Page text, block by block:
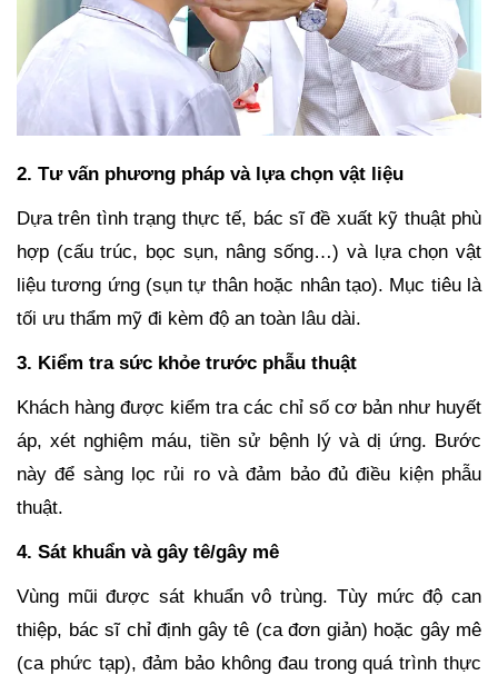
2. Tư vấn phương pháp và lựa chọn vật liệu
Dựa trên tình trạng thực tế, bác sĩ đề xuất kỹ thuật phù
hợp (cấu trúc, bọc sụn, nâng sống…) và lựa chọn vật
liệu tương ứng (sụn tự thân hoặc nhân tạo). Mục tiêu là
tối ưu thẩm mỹ đi kèm độ an toàn lâu dài.
3. Kiểm tra sức khỏe trước phẫu thuật
Khách hàng được kiểm tra các chỉ số cơ bản như huyết
áp, xét nghiệm máu, tiền sử bệnh lý và dị ứng. Bước
này để sàng lọc rủi ro và đảm bảo đủ điều kiện phẫu
thuật.
4. Sát khuẩn và gây tê/gây mê
Vùng mũi được sát khuẩn vô trùng. Tùy mức độ can
thiệp, bác sĩ chỉ định gây tê (ca đơn giản) hoặc gây mê
(ca phức tạp), đảm bảo không đau trong quá trình thực